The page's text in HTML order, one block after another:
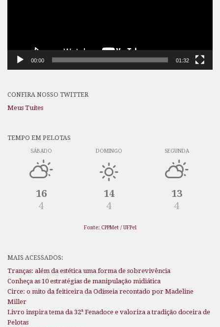
00:00 01:32
CONFIRA NOSSO TWITTER
Meus Tuítes
TEMPO EM PELOTAS
SÁBADO
16
4
DOMINGO
14
4
SEGUNDA
13
4
Fonte: CPPMet / UFPel
MAIS ACESSADOS:
Tranças: além da estética uma forma de sobrevivência
Conheça as 10 estratégias de manipulação midiática
Circe: o mito da feiticeira da Odisseia recontado por Madeline
Miller
Livro inspira tema da 32ª Fenadoce e valoriza a tradição doceira de
Pelotas